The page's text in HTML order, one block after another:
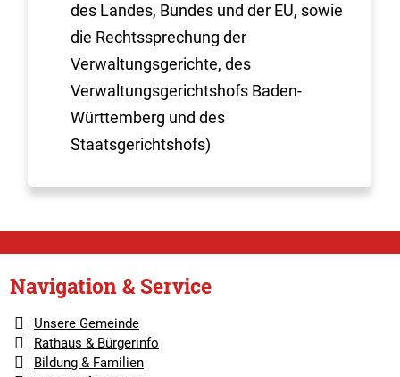
des Landes, Bundes und der EU, sowie
die Rechtssprechung der
Verwaltungsgerichte, des
Verwaltungsgerichtshofs Baden-
Württemberg und des
Staatsgerichtshofs)
Navigation & Service
Unsere Gemeinde
Rathaus & Bürgerinfo
Bildung & Familien